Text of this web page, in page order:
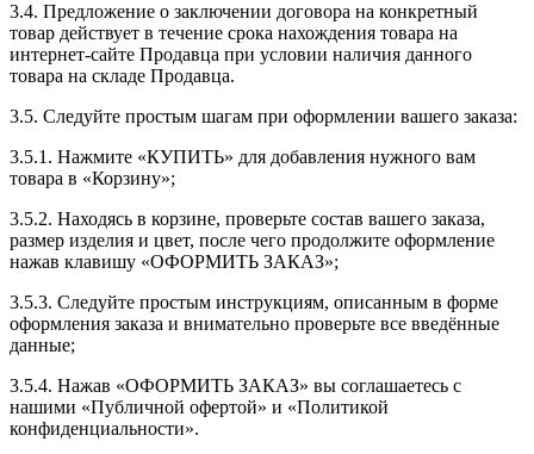
3.4. Предложение о заключении договора на конкретный
товар действует в течение срока нахождения товара на
интернет-сайте Продавца при условии наличия данного
товара на складе Продавца.
3.5. Следуйте простым шагам при оформлении вашего заказа:
3.5.1. Нажмите «КУПИТЬ» для добавления нужного вам
товара в «Корзину»;
3.5.2. Находясь в корзине, проверьте состав вашего заказа,
размер изделия и цвет, после чего продолжите оформление
нажав клавишу «ОФОРМИТЬ ЗАКАЗ»;
3.5.3. Следуйте простым инструкциям, описанным в форме
оформления заказа и внимательно проверьте все введённые
данные;
3.5.4. Нажав «ОФОРМИТЬ ЗАКАЗ» вы соглашаетесь с
нашими «Публичной офертой» и «Политикой
конфиденциальности».